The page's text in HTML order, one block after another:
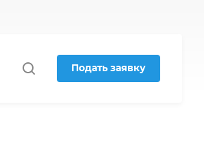
Подать заявку